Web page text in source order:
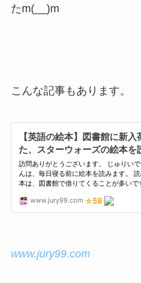
たm(__)m
こんな記事もあります。
www.jury99.com